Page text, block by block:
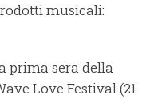
musicali:
prima sera della
Love Festival (21